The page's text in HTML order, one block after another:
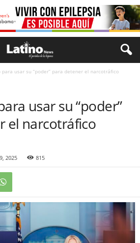
para usar su “poder” para detener el narcotráfico
usar su “poder”
el narcotráfico
2025 815